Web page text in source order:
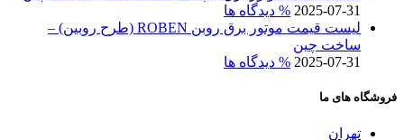
2025-07-31 % دیدگاه ها
لیست قیمت موتور برق روبن ROBEN (طرح روبین) –
ساخت چین
2025-07-31 % دیدگاه ها
فروشگاه های ما
تهران